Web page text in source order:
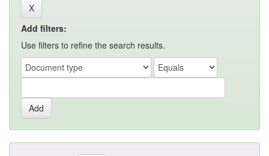
Add filters:
Use filters to refine the search results.